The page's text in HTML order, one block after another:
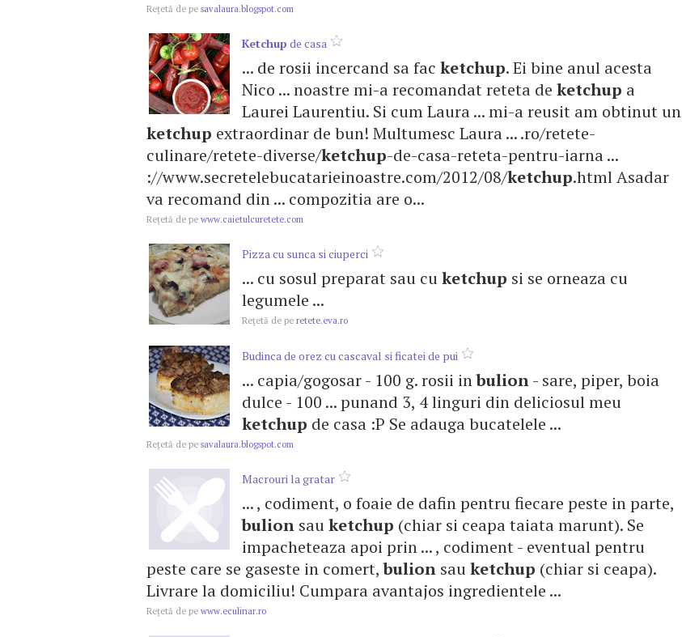
Reţetă de pe savalaura.blogspot.com
Ketchup de casa
... de rosii incercand sa fac ketchup. Ei bine anul acesta
Nico ... noastre mi-a recomandat reteta de ketchup a
Laurei Laurentiu. Si cum Laura ... mi-a reusit am obtinut un
ketchup extraordinar de bun! Multumesc Laura ... .ro/retete-
culinare/retete-diverse/ketchup-de-casa-reteta-pentru-iarna ...
://www.secretelebucatarieinoastre.com/2012/08/ketchup.html Asadar
va recomand din ... compozitia are o...
Reţetă de pe www.caietulcuretete.com
Pizza cu sunca si ciuperci
... cu sosul preparat sau cuketchup si se orneaza cu
legumele ...
Reţetă de pe retete.eva.ro
Budinca de orez cu cascaval si ficatei de pui
... capia/gogosar - 100 g. rosii inbulion- sare, piper, boia
dulce - 100 ... punand 3, 4 linguri din deliciosul meu
ketchup de casa :P Se adauga bucatelele ...
Reţetă de pe savalaura.blogspot.com
Macrouri la gratar
... , codiment, o foaie de dafin pentru fiecare peste in parte,
bulion sauketchup (chiar si ceapa taiata marunt). Se
impacheteaza apoi prin ... , codiment - eventual pentru
peste care se gaseste in comert,bulion sauketchup (chiar si ceapa).
Livrare la domiciliu! Cumpara avantajos ingredientele ...
Reţetă de pe www.eculinar.ro